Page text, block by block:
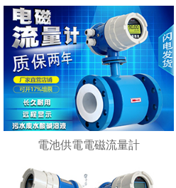
電池供電電磁流量計